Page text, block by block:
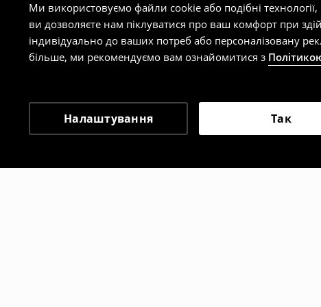
Ми використовуємо файли cookie або подібні
ви дозволяєте нам піклуватися про ваш комфорт при
індивідуально до ваших потреб або персоналізовану
більше, ми рекомендуємо вам ознайомитися з
Налаштування Так